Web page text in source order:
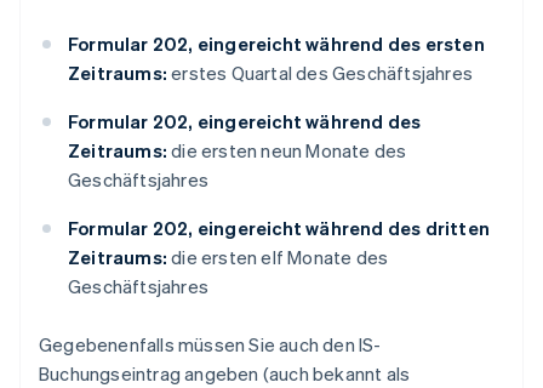
Formular 202, eingereicht während des ersten
Zeitraums: erstes Quartal des Geschäftsjahres
Formular 202, eingereicht während des
Zeitraums: die ersten neun Monate des
Geschäftsjahres
Formular 202, eingereicht während des dritten
Zeitraums: die ersten elf Monate des
Geschäftsjahres
Gegebenenfalls müssen Sie auch den IS-
Buchungseintrag angeben (auch bekannt als